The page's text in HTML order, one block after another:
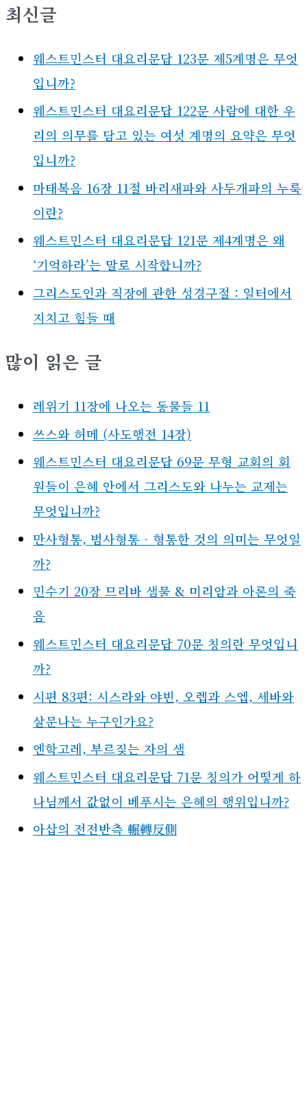
최신글
웨스트민스터 대요리문답 123문 제5계명은 무엇
입니까?
웨스트민스터 대요리문답 122문 사람에 대한 우
리의 의무를 담고 있는 여섯 계명의 요약은 무엇
입니까?
마태복음 16장 11절 바리새파와 사두개파의 누룩
이란?
웨스트민스터 대요리문답 121문 제4계명은 왜
‘기억하라’는 말로 시작합니까?
그리스도인과 직장에 관한 성경구절 : 일터에서
지치고 힘들 때
많이 읽은 글
레위기 11장에 나오는 동물들 11
쓰스와 허메 (사도행전 14장)
웨스트민스터 대요리문답 69문 무형 교회의 회
원들이 은혜 안에서 그리스도와 나누는 교제는
무엇입니까?
만사형통, 범사형통 - 형통한 것의 의미는 무엇일
까?
민수기 20장 므리바 샘물 & 미리암과 아론의 죽
음
웨스트민스터 대요리문답 70문 칭의란 무엇입니
까?
시편 83편: 시스라와 야빈, 오렙과 스엡, 세바와
살문나는 누구인가요?
엔학고레, 부르짖는 자의 샘
웨스트민스터 대요리문답 71문 칭의가 어떻게 하
나님께서 값없이 베푸시는 은혜의 행위입니까?
아삽의 전전반측 輾轉反側